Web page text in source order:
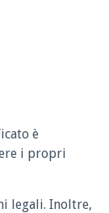
è
i propri
legali. Inoltre,